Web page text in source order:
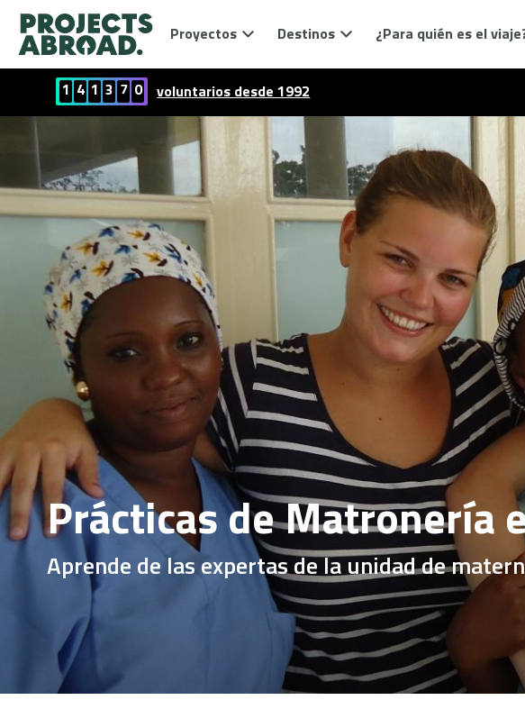
Proyectos Destinos ¿Para quién es el
1 4 1 3 7 0 voluntarios desde 1992
Prácticas de Matronería
Aprende de las expertas de la unidad de